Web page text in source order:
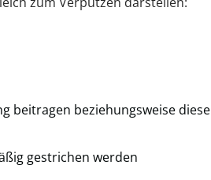
beitragen beziehungsweise diese
gestrichen werden